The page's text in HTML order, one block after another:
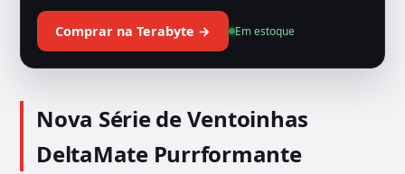
Comprar na Terabyte → Em estoque
Nova Série de Ventoinhas
DeltaMate Purrformante